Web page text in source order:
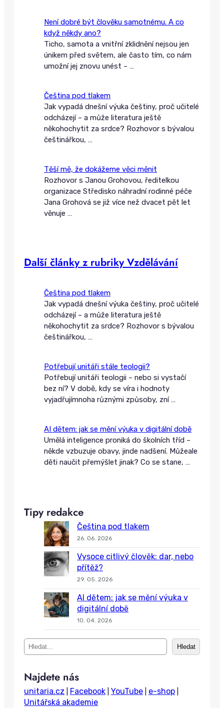
Není dobré být člověku samotnému. A co
když někdy ano?
Ticho, samota a vnitřní zklidnění nejsou jen
únikem před světem, ale často tím, co nám
umožní jej znovu unést – …
Čeština pod tlakem
Jak vypadá dnešní výuka češtiny, proč učitelé
odcházejí – a může literatura ještě
někohochytit za srdce? Rozhovor s bývalou
češtinářkou, …
Těší mě, že dokážeme věci měnit
Rozhovor s Janou Grohovou, ředitelkou
organizace Středisko náhradní rodinné péče
Jana Grohová se již více než dvacet pět let
věnuje …
Další články z rubriky Vzdělávání
Čeština pod tlakem
Jak vypadá dnešní výuka češtiny, proč učitelé
odcházejí – a může literatura ještě
někohochytit za srdce? Rozhovor s bývalou
češtinářkou, …
Potřebují unitáři stále teologii?
Potřebují unitáři teologii – nebo si vystačí
bez ní? V době, kdy se víra i hodnoty
vyjadřujímnoha různými způsoby, zní…
AI dětem: jak se mění výuka v digitální době
Umělá inteligence proniká do školních tříd –
někde vzbuzuje obavy, jinde nadšení. Můžeale
děti naučit přemýšlet jinak? Co se stane, …
Tipy redakce
Čeština pod tlakem
26. 06. 2026
Vysoce citlivý člověk: dar, nebo
přítěž?
29. 05. 2026
AI dětem: jak se mění výuka v
digitální době
10. 04. 2026
e
r
c
h
Hledat
Najdete nás
unitaria.cz Facebook YouTube e-shop
Unitářská akademie